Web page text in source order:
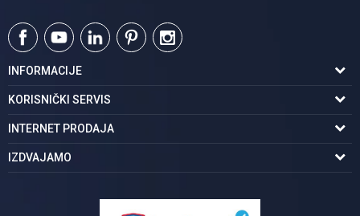
INFORMACIJE
O nama
Podaci o trgovcu
Karijera | postani deo tima
KORISNIČKI SERVIS
Uslovi korišćenja
Politika privatnosti
INTERNET PRODAJA
Kako kupiti
IZDVAJAMO
Pločice za kupatilo